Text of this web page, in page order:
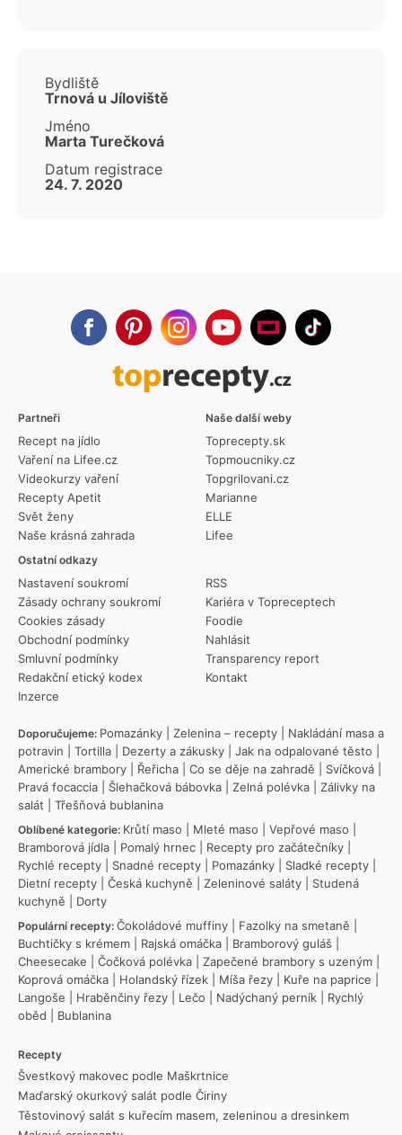
Bydliště
Trnová u Jíloviště
Jméno
Marta Turečková
Datum registrace
24. 7. 2020
Partneři
Recept na jídlo
Vaření na Lifee.cz
Videokurzy vaření
Recepty Apetit
Svět ženy
Naše krásná zahrada
Ostatní odkazy
Nastavení soukromí
Zásady ochrany soukromí
Cookies zásady
Obchodní podmínky
Smluvní podmínky
Redakční etický kodex
Inzerce
RSS
Kariéra v Topreceptech
Foodie
Nahlásit
Transparency report
Kontakt
Naše další weby
Toprecepty.sk
Topmoucniky.cz
Topgrilovani.cz
Marianne
ELLE
Lifee
Doporučujeme: Pomazánky Zelenina – recepty
Nakládání masa a
potravin
Tortilla Dezerty a zákusky Jak na odpalované těsto
Americké brambory
Řeřicha Co se děje na zahradě Svíčková
Pravá focaccia
Šlehačková bábovka Zelná polévka
Zálivky na
salát
Třešňová bublanina
Oblíbené kategorie: Krůtí maso Mleté maso Vepřové maso
Bramborová jídla
Pomalý hrnec Recepty pro začátečníky
Rychlé recepty
Snadné recepty Pomazánky Sladké recepty
Dietní recepty
Česká kuchyně Zeleninové saláty
Studená
kuchyně
Dorty
Populární recepty: Čokoládové muffiny Fazolky na smetaně
Buchtičky s krémem
Rajská omáčka Bramborový guláš
Cheesecake
Čočková polévka Zapečené brambory s uzeným
Koprová omáčka
Holandský řízek Míša řezy Kuře na paprice
Langoše
Hraběnčiny řezy Lečo Nadýchaný perník
Rychlý
oběd
Bublanina
Recepty
Švestkový makovec podle Maškrtnice
Maďarský okurkový salát podle Čiriny
Těstovinový salát s kuřecím masem, zeleninou a dresinkem